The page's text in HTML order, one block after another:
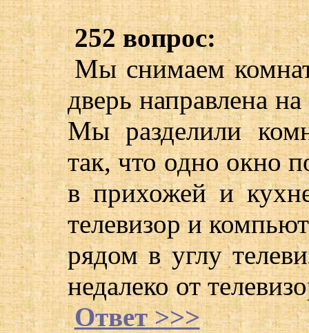
252 вопрос:
Мы снимаем
дверь направлена
Мы разделили
так, что одно окно
в прихожей и
телевизор и
рядом в углу
недалеко от
Ответ >>>